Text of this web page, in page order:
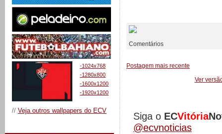
-1024x768
-1280x800
-1600x1200
-1920x1200
// Veja outros wallpapers do ECV
Comentários
Postagem mais recente
Ver
Siga o ECVitória
@ecvnoticias